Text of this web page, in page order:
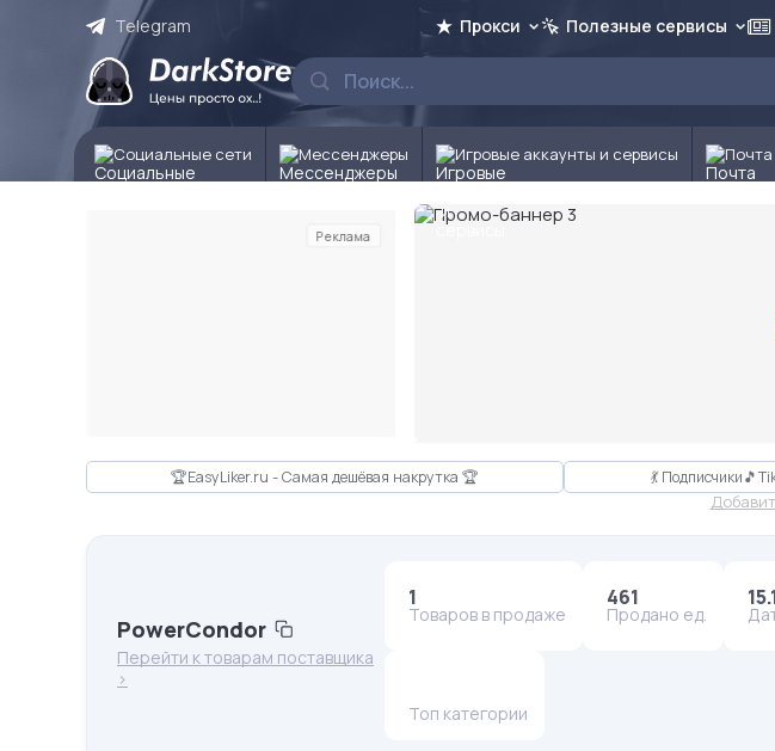
Telegram Прокси Полезные сервисы
Социальные сети Мессенджеры Игровые аккаунты и сервисы Почта
Реклама
🏆EasyLiker.ru - Самая дешёвая накрутка 🏆 💃
PowerCondor
Перейти к товарам поставщика
>
1
Товаров в продаже
461
Продано ед.
Топ категории